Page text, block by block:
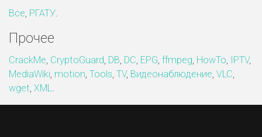
Все, РГАТУ.
Прочее
CrackMe, CryptoGuard, DB, DC, EPG, ffmpeg, HowTo, IPTV,
MediaWiki, motion, Tools, TV, Видеонаблюдение, VLC,
wget, XML.